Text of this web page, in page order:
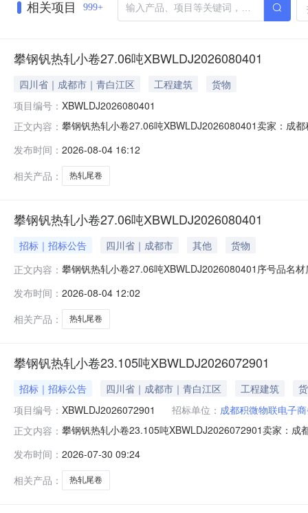
相关项目 999+
攀钢钒热轧小卷27.06吨XBWLDJ2026080401
四川省｜成都市｜青白江区 工程建筑
货物
项目编号： XBWLDJ2026080401
正文内容： 攀钢钒热轧小卷27.06吨XBWLDJ2026080401卖家：成
钢钒1/1.545破边(因非计划产品的特殊性，可能存在与描
发布时间： 2026-08-04 16:12
相关产品：
热轧尾卷
攀钢钒热轧小卷27.06吨XBWLDJ2026080401
招标｜招标公告 四川省｜成都市 其他
货物
正文内容： 攀钢钒热轧小卷27.06吨XBWLDJ2026080401序号品名
轧尾卷（小卷）SPHC(X)1.4*1038*C攀钢钒1/1.77破边(
发布时间： 2026-08-04 12:02
相关产品：
热轧尾卷
攀钢钒热轧小卷23.105吨XBWLDJ2026072901
招标｜招标公告 四川省｜成都市｜青白江区 工程建筑
项目编号： XBWLDJ2026072901 招标单位： 成都积微物联电子
正文内容： 攀钢钒热轧小卷23.105吨XBWLDJ2026072901卖家：
1/2.22折边(因非计划产品的特殊性，可能存在与描述不
发布时间： 2026-07-30 09:24
相关产品：
热轧尾卷